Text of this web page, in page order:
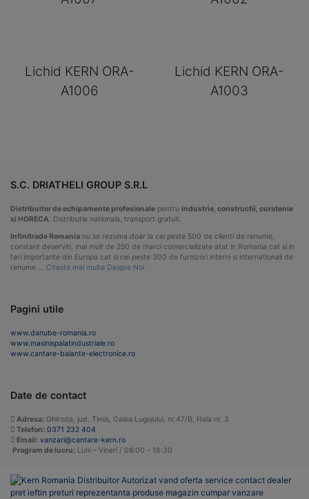
Lichid KERN ORA-
A1006
Lichid KERN ORA-
A1003
S.C. DRIATHELI GROUP S.R.L
Distribuitor de echipamente profesionale pentru industrie, constructii, curatenie
si HORECA. Distributie nationala, transport gratuit.
Infinitrade Romania nu se rezuma doar la cei peste 500 de clienti de renume,
constant deserviti, mai mult de 250 de marci comercializate atat in Romania cat si in
tari importante din Europa cat si cei peste 300 de furnizori interni si internationali de
renume … Citeste mai multe Despre Noi
Pagini utile
www.danube-romania.ro
www.masinispalatindustriale.ro
www.cantare-balante-electronice.ro
Date de contact
Adresa: Ghiroda, jud. Timis, Calea Lugojului, nr.47/B, Hala nr. 3
Telefon: 0371 232 404
Email: vanzari@cantare-kern.ro
Program de lucru: Luni – Vineri / 08:00 – 16:30